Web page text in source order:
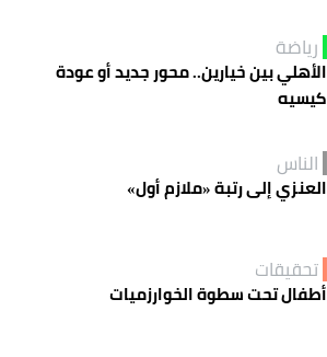
رياضة
الأهلي بين خيارين.. محور جديد أو عودة
كيسيه
الناس
العنزي إلى رتبة «ملازم أول»
تحقيقات
أطفال تحت سطوة الخوارزميات